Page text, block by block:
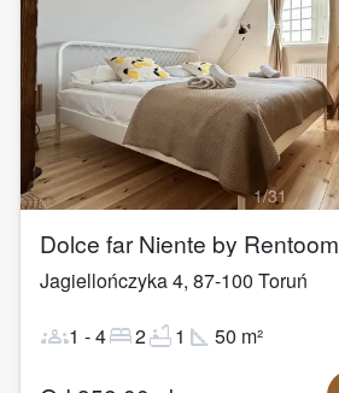
1/31
Dolce far Niente by Rentoom
Jagiellończyka 4, 87-100 Toruń
groups1 -4bed2bathtub1 square_foot 50 m²